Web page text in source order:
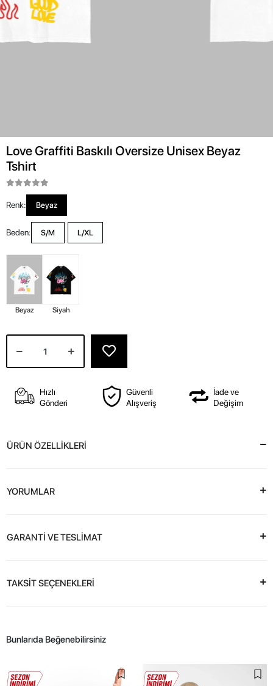
Love Graffiti Baskılı Oversize Unisex Beyaz
Tshirt
Renk: Beyaz
Beden: S/M L/XL
Beyaz Siyah
Hızlı
Gönderi
Güvenli
Alışveriş
İade ve
Değişim
ÜRÜN ÖZELLİKLERİ
YORUMLAR
GARANTİ VE TESLİMAT
TAKSİT SEÇENEKLERİ
Bunlarıda Beğenebilirsiniz